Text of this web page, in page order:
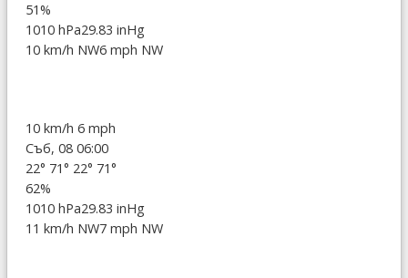
51%
1010 hPa29.83 inHg
10 km/h NW6 mph NW
10 km/h 6 mph
Съб, 08 06:00
22° 71° 22° 71°
62%
1010 hPa29.83 inHg
11 km/h NW7 mph NW